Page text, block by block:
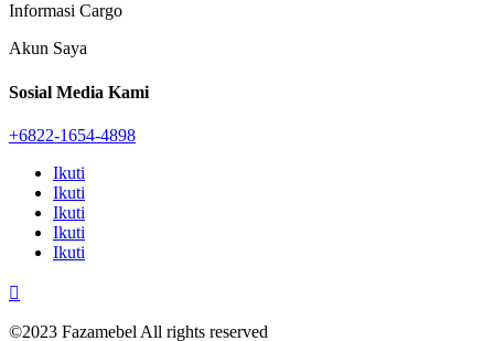
Informasi Cargo
Akun Saya
Sosial Media Kami
+6822-1654-4898
Ikuti
Ikuti
Ikuti
Ikuti
Ikuti

©2023 Fazamebel All rights reserved